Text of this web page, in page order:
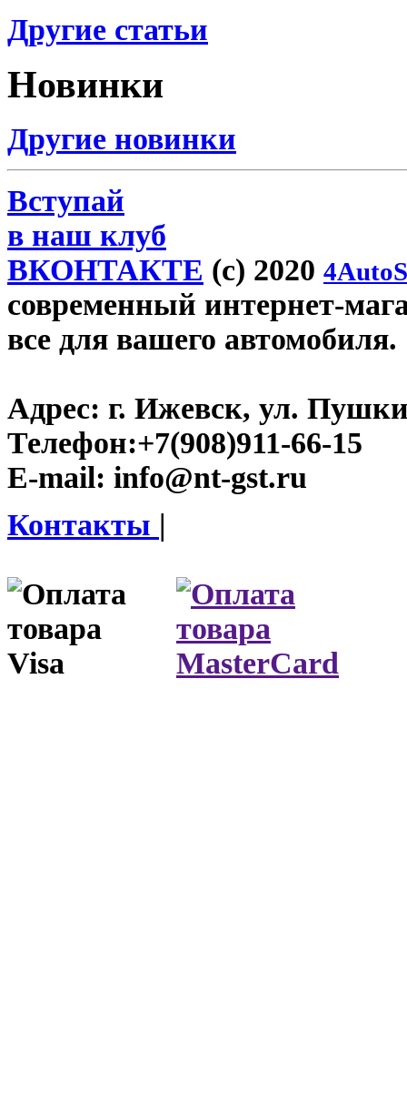
Другие статьи
Новинки
Другие новинки
Вступай
в наш клуб
ВКОНТАКТЕ (c) 2020
современный интернет-
все для вашего автомобиля.
Адрес: г. Ижевск, ул.
Телефон:+7(908)911-66-15
E-mail: info@nt-gst.ru
Контакты |